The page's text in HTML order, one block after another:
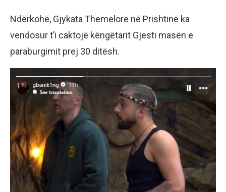
Ndërkohë, Gjykata Themelore në Prishtinë ka
vendosur t’i caktojë këngëtarit Gjesti masën e
paraburgimit prej 30 ditësh.